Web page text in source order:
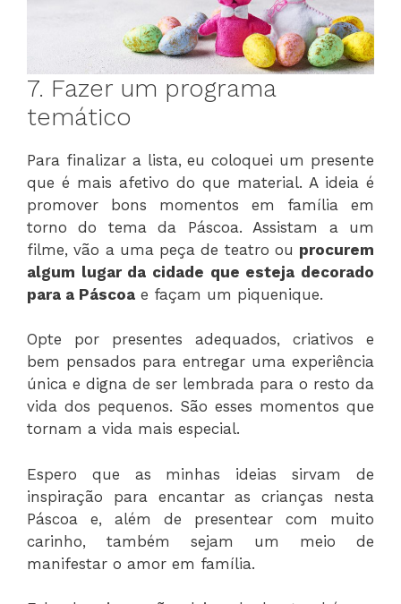
7. Fazer um programa
temático
Para finalizar a lista, eu coloquei um presente
que é mais afetivo do que material. A ideia é
promover bons momentos em família em
torno do tema da Páscoa. Assistam a um
filme, vão a uma peça de teatro ou procurem
algum lugar da cidade que esteja decorado
para a Páscoa e façam um piquenique.
Opte por presentes adequados, criativos e
bem pensados para entregar uma experiência
única e digna de ser lembrada para o resto da
vida dos pequenos. São esses momentos que
tornam a vida mais especial.
Espero que as minhas ideias sirvam de
inspiração para encantar as crianças nesta
Páscoa e, além de presentear com muito
carinho, também sejam um meio de
manifestar o amor em família.